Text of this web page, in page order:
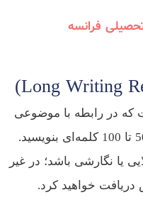
فرانسه
در رابطه با موضوعی
که برای شما انتخاب شده یک متن 50 تا 100 کلمه‌ای بنویسید.
یا نگارشی باشد؛ در غیر
خواهید کرد.